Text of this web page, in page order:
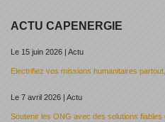
ACTU CAPENERGIE
Le 15 juin 2026 | Actu
Electrifiez vos missions humanitaires
Le 7 avril 2026 | Actu
Soutenir les ONG avec des solutions fiables